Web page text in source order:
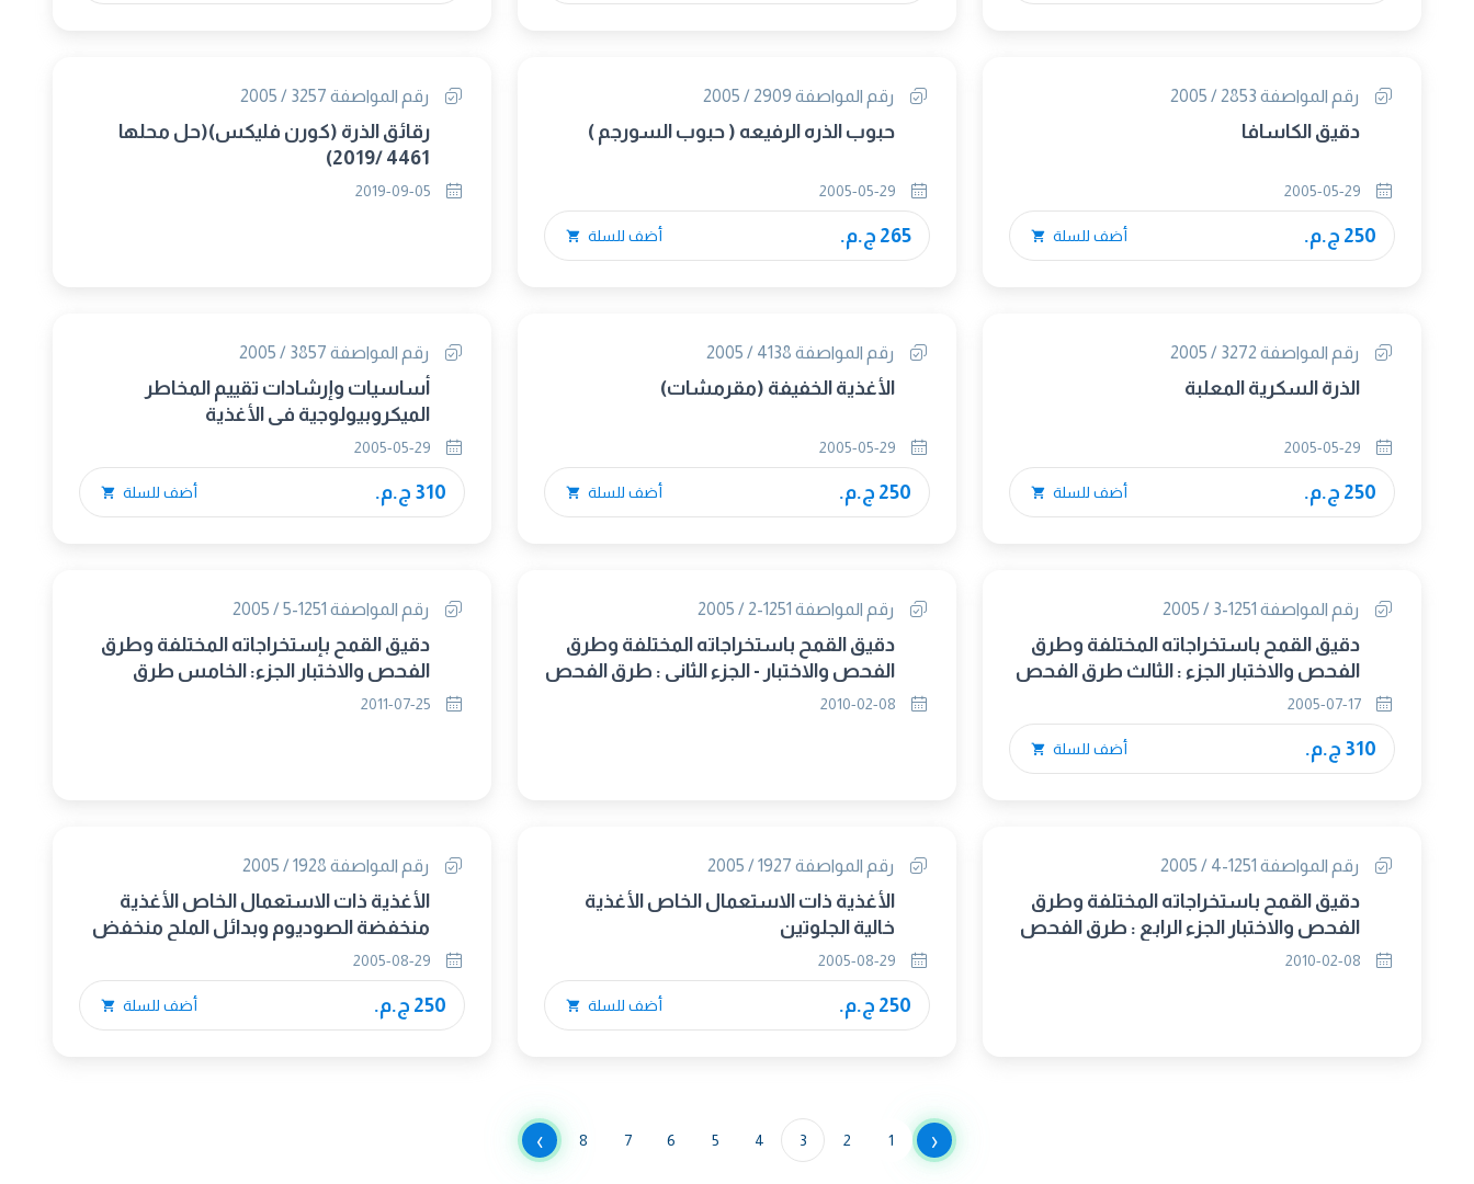
رقم المواصفة 2853 / 2005
دقيق الكاسافا
250 ج.م. أضف للسلة
رقم المواصفة 2909 / 2005
حبوب الذره الرفيعه ( حبوب السورجم )
265 ج.م. أضف للسلة
رقم المواصفة 3257 / 2005
رقائق الذرة (كورن فليكس)(حل محلها
4461 /2019)
رقم المواصفة 3272 / 2005
الذرة السكرية المعلبة
250 ج.م. أضف للسلة
رقم المواصفة 4138 / 2005
الأغذية الخفيفة (مقرمشات)
250 ج.م. أضف للسلة
رقم المواصفة 3857 / 2005
أساسيات وإرشادات تقييم المخاطر
الميكروبيولوجية فى الأغذية
310 ج.م. أضف للسلة
رقم المواصفة 1251-3 / 2005
دقيق القمح باستخراجاته المختلفة وطرق
الفحص والاختبار الجزء : الثالث طرق الفحص
والاختبار – تقدير الرطوبة ( طريقة مرجعية )
310 ج.م. أضف للسلة
رقم المواصفة 1251-2 / 2005
دقيق القمح باستخراجاته المختلفة وطرق
الفحص والاختبار - الجزء الثانى : طرق الفحص
والاختبار – أخذ العينات
رقم المواصفة 1251-5 / 2005
دقيق القمح بإستخراجاته المختلفة وطرق
الفحص والاختبار الجزء: الخامس طرق
الفحص والاختبار – تقدير الرماد الكلى
رقم المواصفة 1251-4 / 2005
دقيق القمح باستخراجاته المختلفة وطرق
الفحص والاختبار الجزء الرابع : طرق الفحص
والاختبار – تقدير الرطوبة – الطريقة
رقم المواصفة 1927 / 2005
الأغذية ذات الاستعمال الخاص الأغذية
خالية الجلوتين
250 ج.م. أضف للسلة
رقم المواصفة 1928 / 2005
الأغذية ذات الاستعمال الخاص الأغذية
منخفضة الصوديوم وبدائل الملح منخفض
الصوديوم
250 ج.م. أضف للسلة
‹
1
2
3
4
5
6
7
8
›